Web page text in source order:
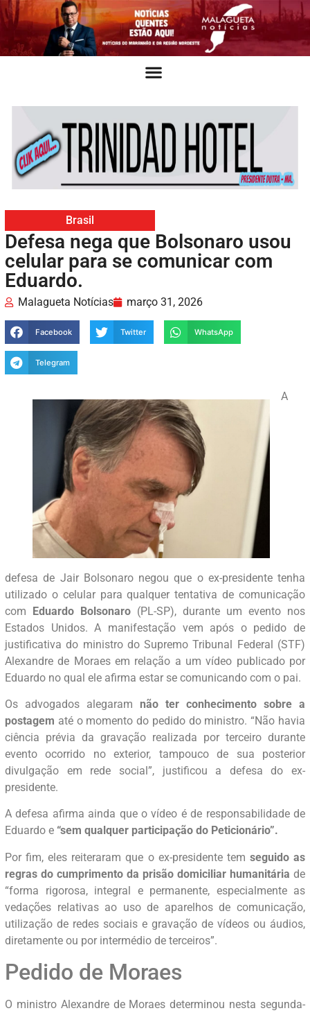
Brasil
Defesa nega que Bolsonaro usou
celular para se comunicar com
Eduardo.
Malagueta Notícias março 31, 2026
Facebook Twitter WhatsApp
Telegram
A
defesa de Jair Bolsonaro negou que o ex-presidente tenha
utilizado o celular para qualquer tentativa de comunicação
com Eduardo Bolsonaro (PL-SP), durante um evento nos
Estados Unidos. A manifestação vem após o pedido de
justificativa do ministro do Supremo Tribunal Federal (STF)
Alexandre de Moraes em relação a um vídeo publicado por
Eduardo no qual ele afirma estar se comunicando com o pai.
Os advogados alegaram não ter conhecimento sobre a
postagem até o momento do pedido do ministro. “Não havia
ciência prévia da gravação realizada por terceiro durante
evento ocorrido no exterior, tampouco de sua posterior
divulgação em rede social”, justificou a defesa do ex-
presidente.
A defesa afirma ainda que o vídeo é de responsabilidade de
Eduardo e “sem qualquer participação do Peticionário”.
Por fim, eles reiteraram que o ex-presidente tem seguido as
regras do cumprimento da prisão domiciliar humanitária de
“forma rigorosa, integral e permanente, especialmente as
vedações relativas ao uso de aparelhos de comunicação,
utilização de redes sociais e gravação de vídeos ou áudios,
diretamente ou por intermédio de terceiros”.
Pedido de Moraes
O ministro Alexandre de Moraes determinou nesta segunda-